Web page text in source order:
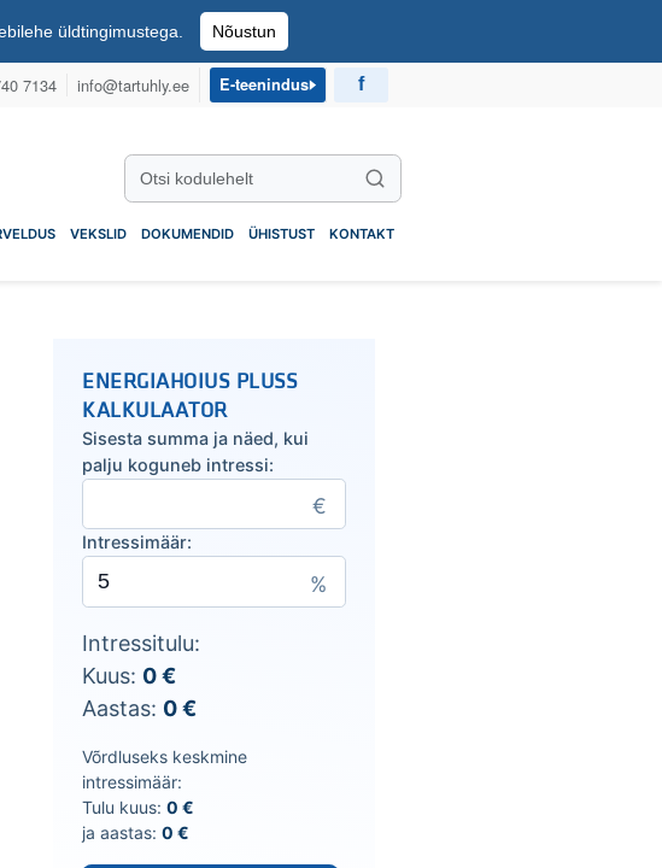
üldtingimustega. Nõustun
7134 info@tartuhly.ee E-teenindus
Otsi kodulehelt
Otsi
VEKSLID DOKUMENDID ÜHISTUST KONTAKT
ENERGIAHOIUS PLUSS
KALKULAATOR
Sisesta summa ja näed, kui
palju koguneb intressi:
Intressimäär:
Intressitulu:
Kuus: 0€
Aastas: 0€
Võrdluseks keskmine
intressimäär:
Tulu kuus:0 €
ja aastas:0 €